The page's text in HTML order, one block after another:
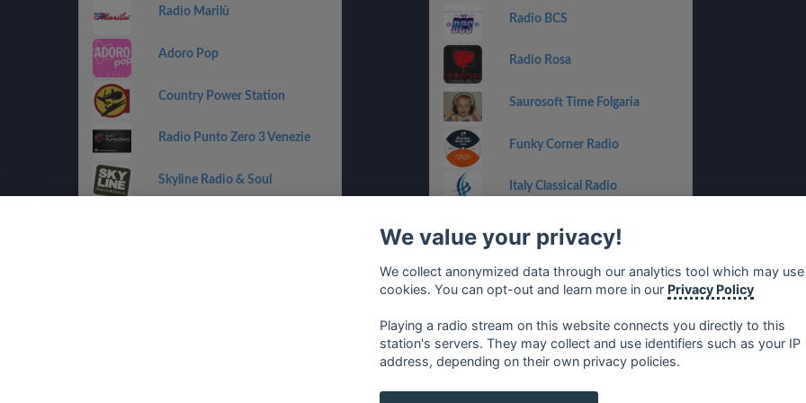
Radio Marilù
Adoro Pop
Country Power Station
Radio Punto Zero 3 Venezie
Skyline Radio & Soul
Radio BCS
Radio Rosa
Saurosoft Time Folgaria
Funky Corner Radio
Italy Classical Radio
We value your privacy!
We collect anonymized data through our analytics tool which may use
cookies. You can opt-out and learn more in our Privacy Policy
Playing a radio stream on this website connects you directly to this
station's servers. They may collect and use identifiers such as your IP
address, depending on their own privacy policies.